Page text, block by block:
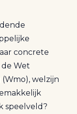
concrete
Wet
welzijn
speelveld?